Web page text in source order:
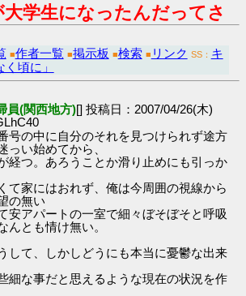
学生になったんだってさ
■作者一覧 ■掲示板 ■検索 ■ リンク SS： キ
頃に」
員(関西地方)[] 投稿日：2007/04/26(木)
号の中に自分のそれを見つけられず途方
っい始めてから、
経つ。あろうことか滑り止めにも引っか
て家にはおれず、俺は今周囲の視線から
の無い
安アパートの一室で細々ぼそぼそと呼吸
んとも情け無い。
して、しかしどうにも本当に憂鬱な出来
細な事だと思えるような現在の状況を作